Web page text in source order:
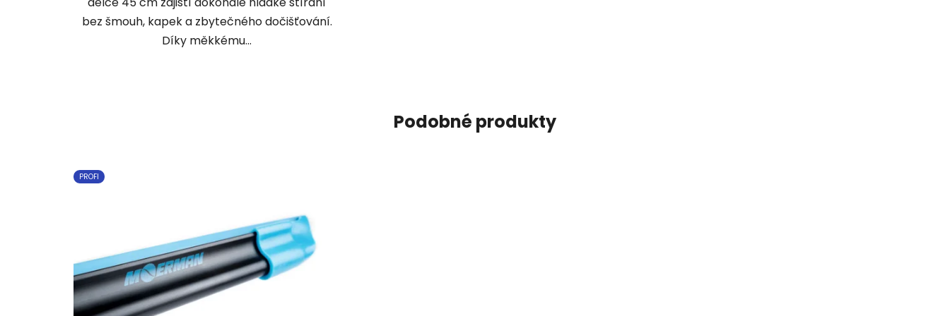
bez šmouh, kapek a zbytečného dočišťování.
Díky měkkému...
Podobné produkty
PROFI